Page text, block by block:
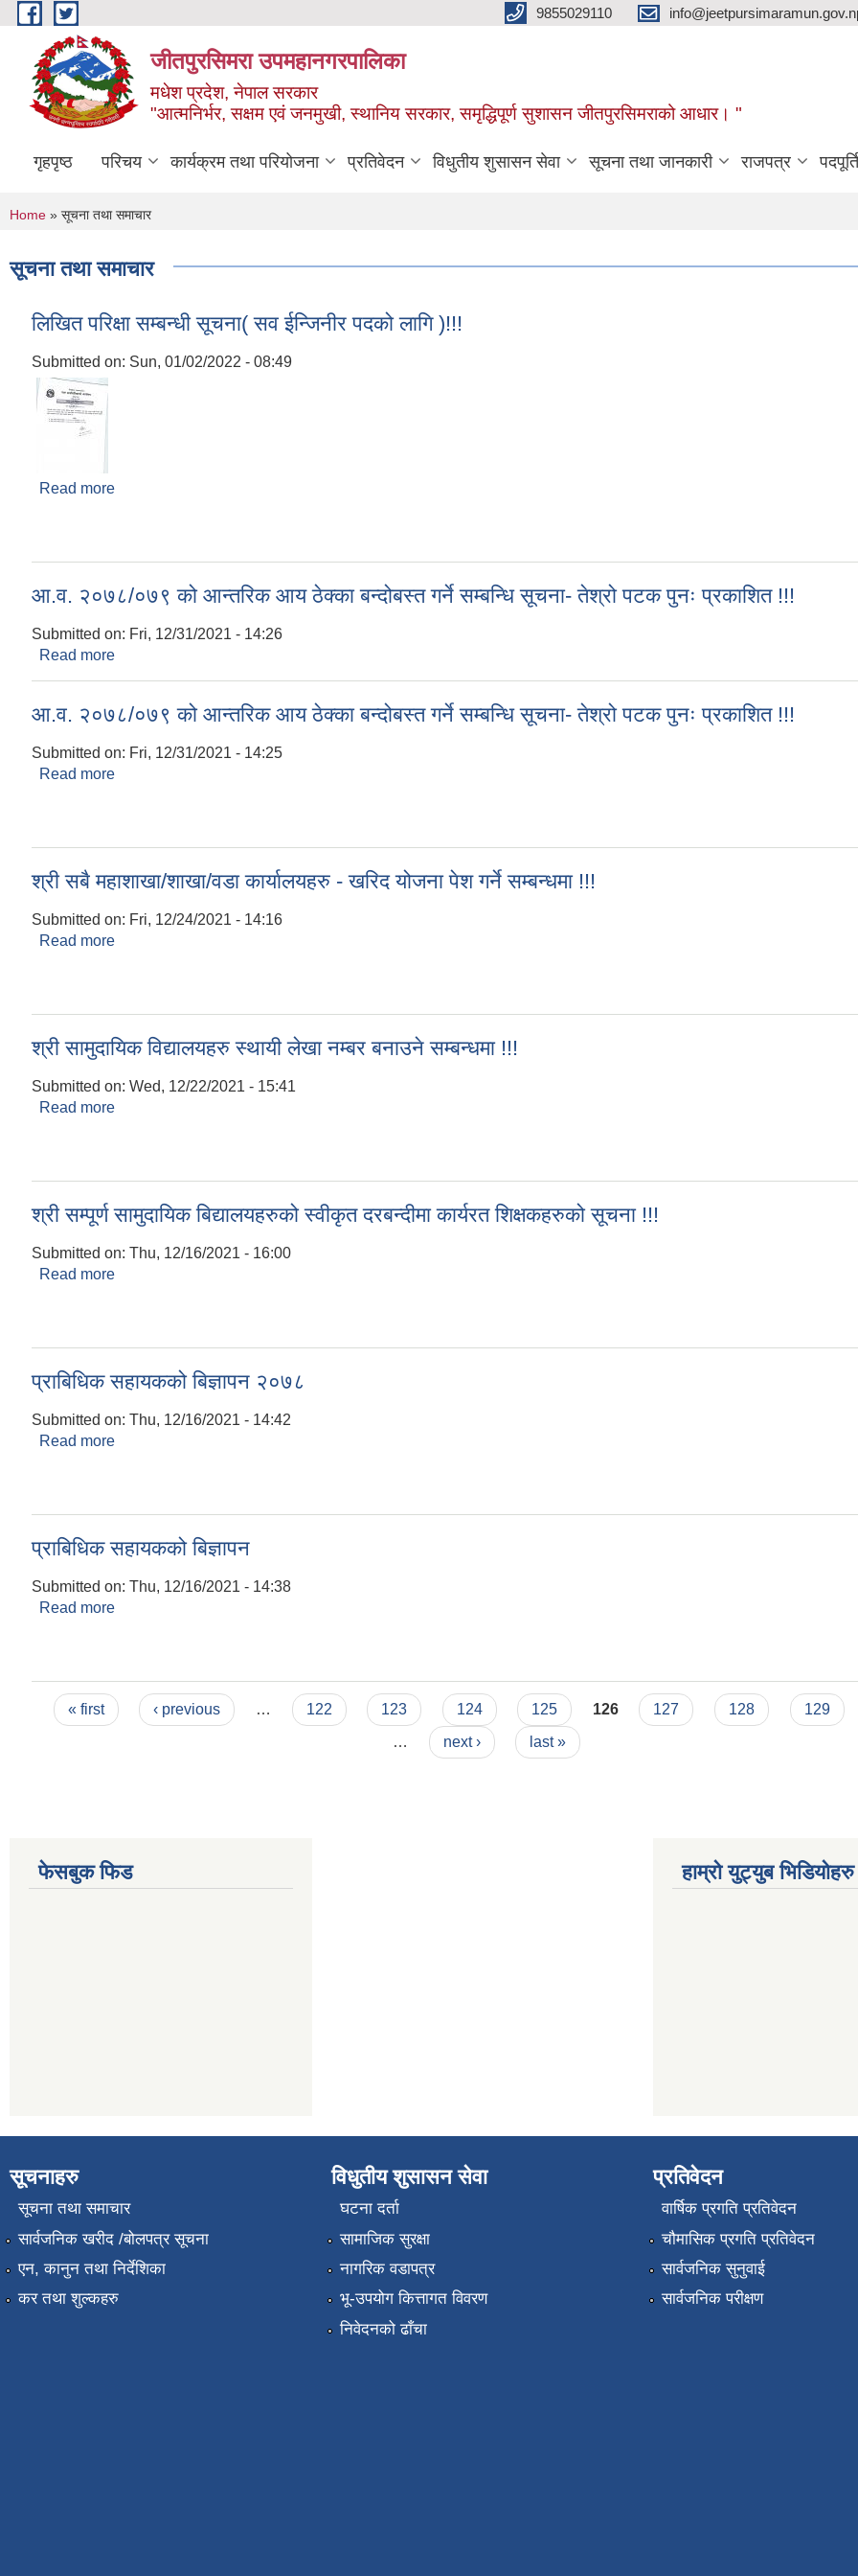
Skip to main content 9855029110
जीतपुरसिमरा उपमहानगरपालिका
मधेश प्रदेश, नेपाल सरकार
"आत्मनिर्भर, सक्षम एवं जनमुखी, स्थानिय सरकार, समृद्धिपूर्ण सुशासन जीतपुरसिमराको आधार। "
गृहपृष्ठ परिचय कार्यक्रम तथा परियोजना प्रतिवेदन विधुतीय शुसासन सेवा सूचना तथा जानकारी राजपत्र पदपूर्ति
You are here
Home » सूचना तथा समाचार
सूचना तथा समाचार
लिखित परिक्षा सम्बन्धी सूचना( सव ईन्जिनीर पदको लागि )!!!
Submitted on: Sun, 01/02/2022 - 08:49
Read more
आ.व. २०७८/०७९ को आन्तरिक आय ठेक्का बन्दोबस्त गर्ने सम्बन्धि सूचना- तेश्रो पटक पुनः प्रकाशित !!!
Submitted on: Fri, 12/31/2021 - 14:26
Read more
आ.व. २०७८/०७९ को आन्तरिक आय ठेक्का बन्दोबस्त गर्ने सम्बन्धि सूचना- तेश्रो पटक पुनः प्रकाशित !!!
Submitted on: Fri, 12/31/2021 - 14:25
Read more
श्री सबै महाशाखा/शाखा/वडा कार्यालयहरु - खरिद योजना पेश गर्ने सम्बन्धमा !!!
Submitted on: Fri, 12/24/2021 - 14:16
Read more
श्री सामुदायिक विद्यालयहरु स्थायी लेखा नम्बर बनाउने सम्बन्धमा !!!
Submitted on: Wed, 12/22/2021 - 15:41
Read more
श्री सम्पूर्ण सामुदायिक बिद्यालयहरुको स्वीकृत दरबन्दीमा कार्यरत शिक्षकहरुको सूचना !!!
Submitted on: Thu, 12/16/2021 - 16:00
Read more
प्राबिधिक सहायकको बिज्ञापन २०७८
Submitted on: Thu, 12/16/2021 - 14:42
Read more
प्राबिधिक सहायकको बिज्ञापन
Submitted on: Thu, 12/16/2021 - 14:38
Read more
Pages
« first ‹ previous … 122 123 124 125 126 127 128
129
…
next › last »
फेसबुक फिड हाम्रो युट्युब भिडियोहरु
सूचनाहरु
सूचना तथा समाचार
सार्वजनिक खरीद /बोलपत्र सूचना
एन, कानुन तथा निर्देशिका
कर तथा शुल्कहरु
विधुतीय शुसासन सेवा
घटना दर्ता
सामाजिक सुरक्षा
नागरिक वडापत्र
भू-उपयोग कित्तागत विवरण
निवेदनको ढाँचा
प्रतिवेदन
वार्षिक प्रगति प्रतिवेदन
चौमासिक प्रगति प्रतिवेदन
सार्वजनिक सुनुवाई
सार्वजनिक परीक्षण